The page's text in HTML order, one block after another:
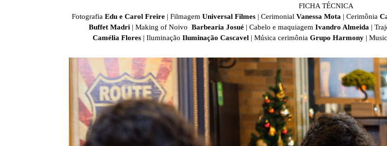
FICHA TÉCNICA
Fotografia Edu e Carol Freire | Filmagem Universal Filmes | Cerimonial Vanessa Mota | Cerimônia
Buffet Madri | Making of Noivo Barbearia Josué | Cabelo e maquiagem Ivandro Almeida |
Camélia Flores | Iluminação Iluminação Cascavel | Música cerimônia Grupo Harmony |